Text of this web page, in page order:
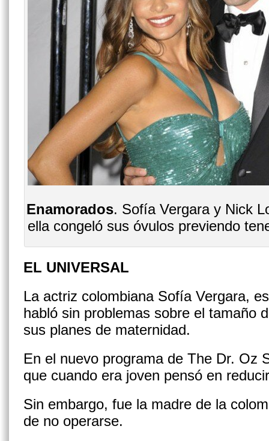
Enamorados. Sofía Vergara y Nick
ella congeló sus óvulos previendo
EL UNIVERSAL
La actriz colombiana Sofía Vergara,
habló sin problemas sobre el tamaño
sus planes de maternidad.
En el nuevo programa de The Dr. Oz
que cuando era joven pensó en
Sin embargo, fue la madre de la
de no operarse.